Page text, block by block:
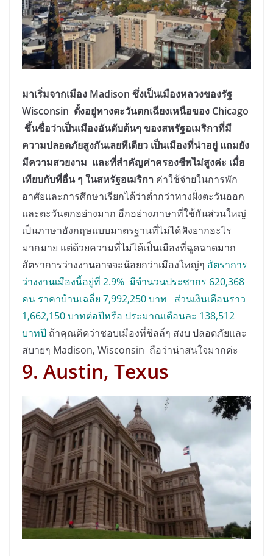
มาเริ่มจากเมือง Madison ซึ่งเป็นเมืองหลวงของรัฐ
Wisconsin ตั้งอยู่ทางตะวันตกเฉียงเหนือของ Chicago
ขึ้นชื่อว่าเป็นเมืองอันดับต้นๆ ของสหรัฐอเมริกาที่มี
ความปลอดภัยสูงกันเลยทีเดียว เป็นเมืองที่น่าอยู่ แถมยัง
มีความสวยงาม และที่สำคัญค่าครองชีพไม่สูงค่ะ เมื่อ
เทียบกับที่อื่น ๆ ในสหรัฐอเมริกา ค่าใช้จ่ายในการพัก
อาศัยและการศึกษาเรียกได้ว่าต่ำกว่าทางฝั่งตะวันออก
และตะวันตกอย่างมาก อีกอย่างภาษาที่ใช้กันส่วนใหญ่
เป็นภาษาอังกฤษแบบมาตรฐานที่ไม่ได้ฟังยากอะไร
มากมาย แต่ด้วยความที่ไม่ได้เป็นเมืองที่ฉูดฉาดมาก
อัตราการว่างงานอาจจะน้อยกว่าเมืองใหญ่ๆ อัตราการ
ว่างงานเมืองนี้อยู่ที่ 2.9% มีจำนวนประชากร 620,368
คน ราคาบ้านเฉลี่ย 7,992,250 บาท ส่วนเงินเดือนราว
1,662,150 บาทต่อปีหรือ ประมาณเดือนละ 138,512
บาทปี ถ้าคุณคิดว่าชอบเมืองที่ชิลล์ๆ สงบ ปลอดภัยและ
สบายๆ Madison, Wisconsin ถือว่าน่าสนใจมากค่ะ
9. Austin, Texus